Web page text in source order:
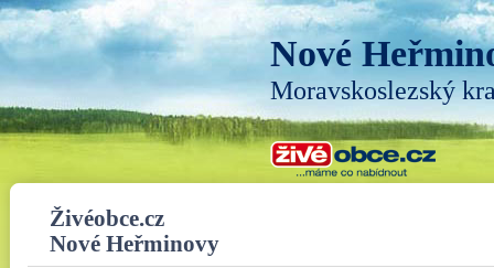
Nové
Moravskoslezský
Živéobce.cz
Nové Heřminovy